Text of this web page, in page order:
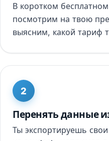
В коротком
посмотрим на твою
выясним, какой тариф
2
Перенять данные
Ты экспортируешь